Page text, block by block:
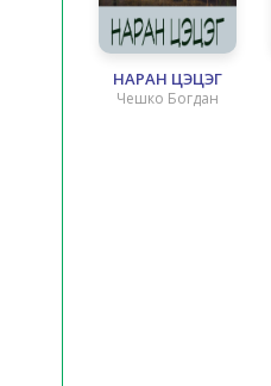
НАРАН ЦЭЦЭГ
Чешко Богдан